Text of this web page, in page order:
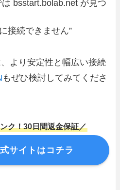
bsstart.bolab.net が見つ
接続できません”
より安定性と幅広い接続
もぜひ検討してみてくださ
ク！30日間返金保証／
サイトはコチラ